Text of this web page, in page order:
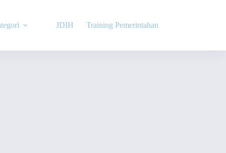
JDIH Training Pemerintahan